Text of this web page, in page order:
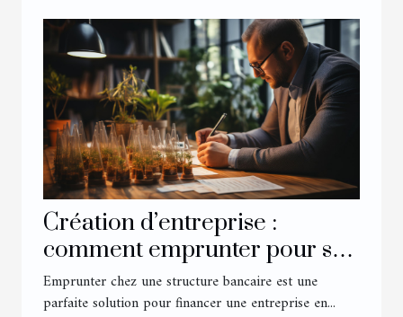
Création d’entreprise :
comment emprunter pour se
lancer ?
Emprunter chez une structure bancaire est une
parfaite solution pour financer une entreprise en...